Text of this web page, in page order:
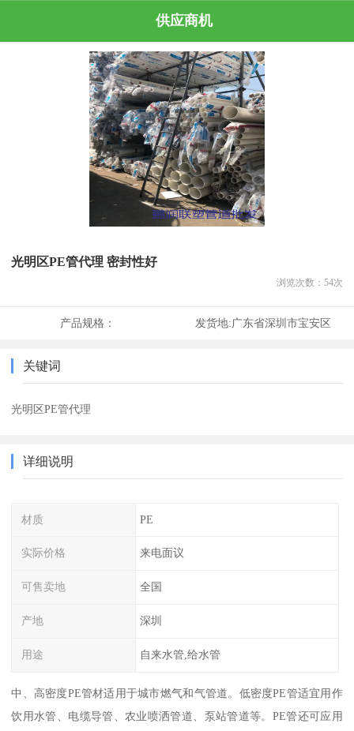
供应商机
光明区PE管代理 密封性好
浏览次数： 54次
产品规格： 发货地:广东省深圳市宝安区
关键词
光明区PE管代理
详细说明
材质 PE
实际价格 来电面议
可售卖地 全国
产地 深圳
用途 自来水管,给水管
中、高密度PE管材适用于城市燃气和气管道。低密度PE管适宜用作
饮用水管、电缆导管、农业喷洒管道、泵站管道等。PE管还可应用